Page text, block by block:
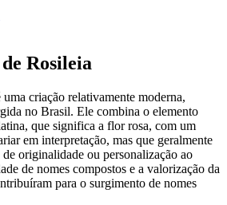
de Rosileia
criação relativamente moderna,
no Brasil. Ele combina o elemento
que significa a flor rosa, com um
em interpretação, mas que geralmente
originalidade ou personalização ao
de nomes compostos e a valorização da
para o surgimento de nomes